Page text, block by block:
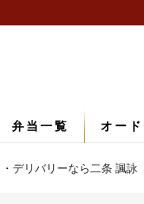
弁当一覧 オー
デリバリーなら二条 諷詠